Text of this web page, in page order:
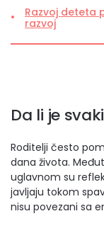
Razvoj deteta
razvoj
Da li je
Roditelji često
dana života.
uglavnom su
javljaju tokom
nisu povezani sa